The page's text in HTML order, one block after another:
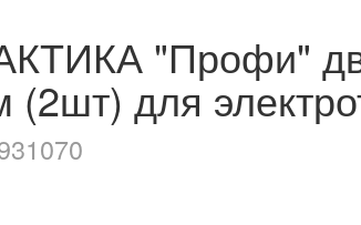
"Профи"
для